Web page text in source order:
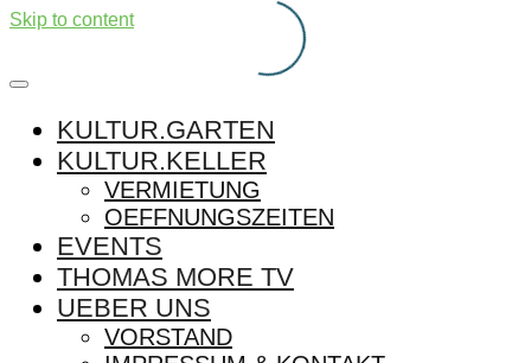
Skip to content
KULTUR.GARTEN
KULTUR.KELLER
VERMIETUNG
OEFFNUNGSZEITEN
EVENTS
THOMAS MORE TV
UEBER UNS
VORSTAND